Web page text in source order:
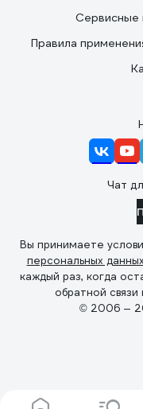
Сервисные
Правила
Чат
Вы принимаете
персональных данных
каждый раз, когда
обратной
© 2006 —